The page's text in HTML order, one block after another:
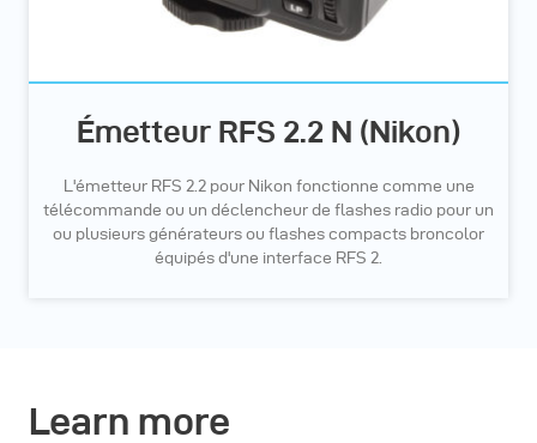
Émetteur RFS 2.2 N (Nikon)
L'émetteur RFS 2.2 pour Nikon fonctionne comme une
télécommande ou un déclencheur de flashes radio pour un
ou plusieurs générateurs ou flashes compacts broncolor
équipés d'une interface RFS 2.
Learn more